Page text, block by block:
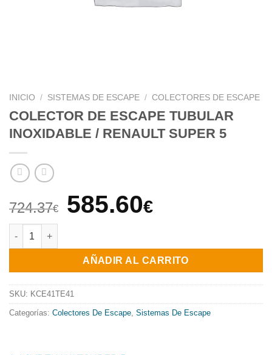
INICIO / SISTEMAS DE ESCAPE / COLECTORES DE ESCAPE
COLECTOR DE ESCAPE TUBULAR
INOXIDABLE / RENAULT SUPER 5
724.37€
El
original
era:
724.37€.
585.60€El
actual
es:
585.60€.
COLECTOR DE ESCAPE TUBULAR INOXIDABLE / RENAULT
AÑADIR AL CARRITO
SKU: KCE41TE41
Categorías: Colectores De Escape, Sistemas De Escape